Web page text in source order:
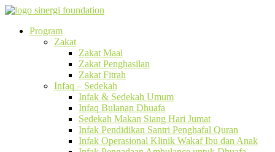
Program
Zakat
Zakat Maal
Zakat Penghasilan
Zakat Fitrah
Infaq – Sedekah
Infak & Sedekah Umum
Infaq Bulanan Dhuafa
Sedekah Makan Siang Hari Jumat
Infak Pendidikan Santri Penghafal Quran
Infak Operasional Klinik Wakaf Ibu dan Anak